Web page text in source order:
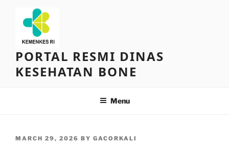
content
PORTAL RESMI DINAS
KESEHATAN BONE
Menu
POSTED
MARCH 29, 2026 BY GACORKALI